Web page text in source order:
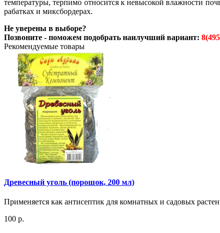
температуры, терпимо относится к невысокой влажности
рабатках и миксбордерах.
Не уверены в выборе?
Позвоните - поможем подобрать наилучший вариант:
Рекомендуемые товары
Древесный уголь (порошок, 200 мл)
Применяется как антисептик для комнатных и садовых
100 р.